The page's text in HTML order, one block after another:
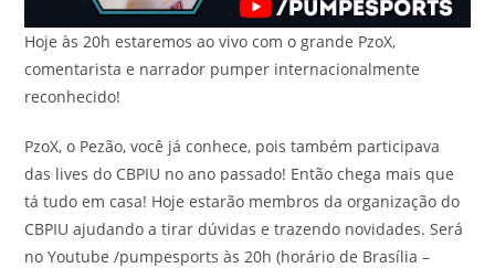
Hoje às 20h estaremos ao vivo com o grande PzoX,
comentarista e narrador pumper internacionalmente
reconhecido!
PzoX, o Pezão, você já conhece, pois também participava
das lives do CBPIU no ano passado! Então chega mais que
tá tudo em casa! Hoje estarão membros da organização do
CBPIU ajudando a tirar dúvidas e trazendo novidades. Será
no Youtube /pumpesports às 20h (horário de Brasília –